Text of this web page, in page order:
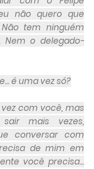
não quero que
Não tem ninguém
o delegado-
é uma vez só?
com você, mas
mais vezes,
conversar com
de mim em
você precisa...